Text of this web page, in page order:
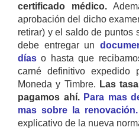
certificado médico.
aprobación del dicho
retirar) y el saldo de puntos
debe entregar un
días o hasta que
carné definitivo expedido
Moneda y Timbre. Las
pagamos ahí. Para mas
mas sobre la renovación.
explicativo de la nueva